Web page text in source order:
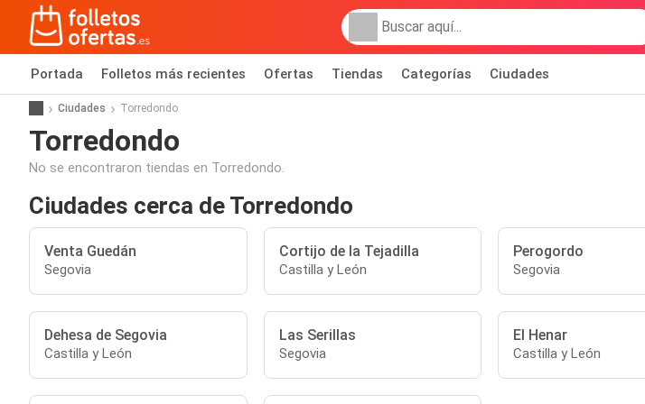
Portada Folletos más recientes Ofertas Tiendas Categorías Ciudades
Ciudades Torredondo
Torredondo
No se encontraron tiendas en Torredondo.
Ciudades cerca de Torredondo
Venta Guedán
Segovia
Cortijo de la Tejadilla
Castilla y León
Perogordo
Segovia
Dehesa de Segovia
Castilla y León
Las Serillas
Segovia
El Henar
Castilla y León